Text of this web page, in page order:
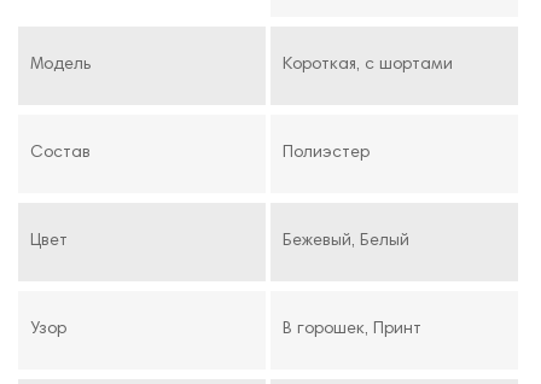
Модель Короткая, с шортами
Состав Полиэстер
Цвет Бежевый, Белый
Узор В горошек, Принт